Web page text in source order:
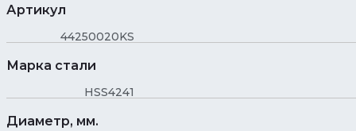
Артикул
44250020KS
Марка стали
HSS4241
Диаметр, мм.